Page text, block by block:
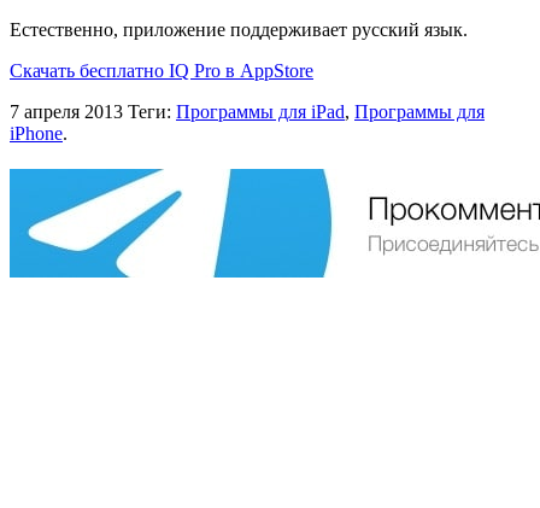
Естественно, приложение поддерживает русский язык.
Скачать бесплатно IQ Pro в AppStore
7 апреля 2013 Теги: Программы для iPad, Программы для
iPhone.